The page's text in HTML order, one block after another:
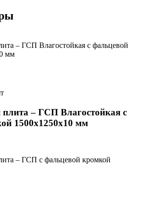
плита – ГСП Влагостойкая с
1500х1250х10 мм